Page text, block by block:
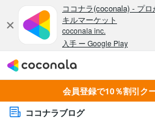
会員登録で10％割引ク
ココナラブログ